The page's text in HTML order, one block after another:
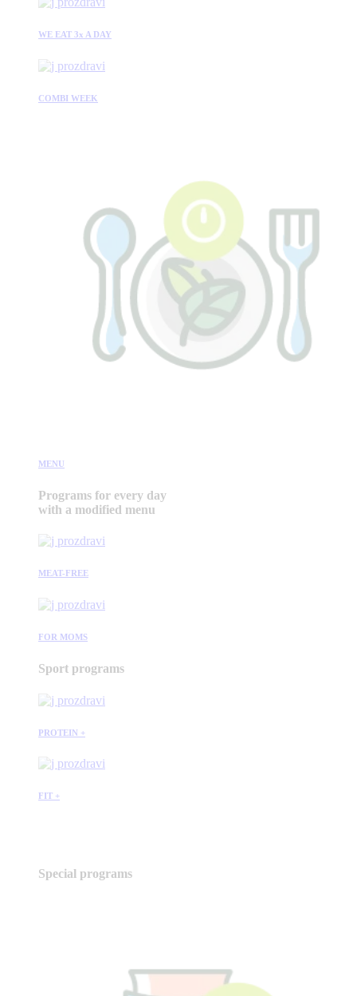
WE EAT 3x A DAY
COMBI WEEK
MENU
Programs for every day
with a modified menu
MEAT-FREE
FOR MOMS
Sport programs
PROTEIN +
FIT +
Special programs